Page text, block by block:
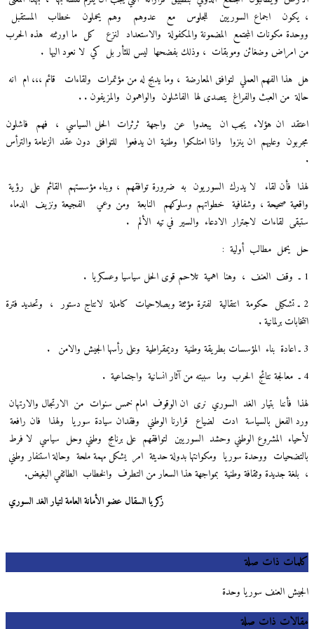
اجماع السوريين للجلوس مع عدوهم وهم يحملون خطاب
المستقبل
مكونات المجتمع المضمونة والمكفولة والاستعداد لنزع كل ما اورثته هذه الحرب
وضغائنوموبقات ، وذلك بفضحها ليس للثأر بل كي لا نعود اليها .
هذا الفهم العملي لتوافق المعارضة ، وما يدبج له من مؤتمرات ولقاءات قائم ،،، ام انه
من العبث والفراغ يتصدى لها الفاشلون والواهمون والمزيفون . .
ان هؤلاء يجب ان يبعدوا عن واجهة ثرثرات الحل السياسي ، فهم
فاشلون
وعليهم ان ينزوا واذا امتلكوا وطنية ان يدفعوا للتوافق دون عقد الزعامة والترأس
فأن لقاء لا يدرك السوريون به ضرورة توافقهم ، وبناء مؤسستهم القائم على رؤية
صحيحة ، وشفافية خطواتهم وسلوكهم النابعة ومن وعي الفجيعة ونزيف الدماء
لقاءات لاجترار الادعاء والسير في تيه الألم
.
يحمل مطالب أولية :
وقف العنف ، وهنا اهمية تلاحم قوى الحل سياسيا وعسكريا .
حكومة انتقالية لفترة مؤثثة وبصلاحيات كاملة لانتاج دستور ،
وتحديد فترة
برلمانية.
بناء المؤسسات بطريقة وطنية وديمقراطية وعلى رأسها الجيش والامن .
معالجة نتائج الحرب وما سببته من آثار انسانية واجتماعية .
فأننا بتيار الغد السوري نرى ان الوقوف امام خمس سنوات من الارتجال والارتهان
الفعل بالسياسة ادت لضياع قرارنا الوطني وفقدان سيادة سوريا ولهذا
فان رافعة
المشروع الوطنيوحشد السوريين لتوافقهم على برنامج وطني وحل سياسي لا فرط
ووحدة سوريا ومكوانتها بدولة حديثة امر يشكل مهمة ملحة وحالة استنفار وطني
بلغة جديدة وثقافة وطنية بمواجهة هذا السعار من التطرف والخطاب الطائفي البغيض.
زكريا السقال عضو الأمانة العامة لتيار الغد السوري
ذات صلة
العنف سوريا وحدة
ذات صلة